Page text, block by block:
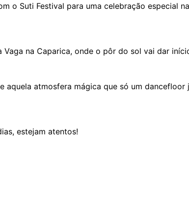
o Suti Festival para uma celebração especial
na Caparica, onde o pôr do sol vai dar
atmosfera mágica que só um
estejam atentos!